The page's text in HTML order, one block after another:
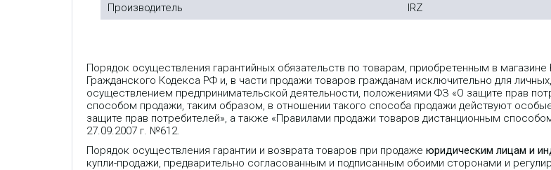
Производитель IRZ
Порядок осуществления гарантийных обязательств по товарам, приобретенным в
Гражданского Кодекса РФ и, в части продажи товаров гражданам исключительно для
осуществлением предпринимательской деятельности, положениями ФЗ «О защите прав
способом продажи, таким образом, в отношении такого способа продажи действуют
защите прав потребителей», а также «Правилами продажи товаров дистанционным
27.09.2007 г. №612.
Порядок осуществления гарантии и возврата товаров при продаже юридическим лицам и
купли-продажи, предварительно согласованным и подписанным обоими сторонами и